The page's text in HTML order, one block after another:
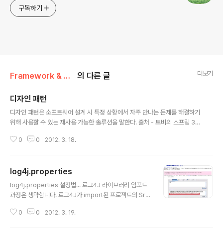
구독하기
Framework & Platform/Common 의 다른 글 더보기
디자인 패턴
디자인 패턴은 소프트웨어 설계 시 특정 상황에서 자주 만나는 문제를 해결하기
위해 사용할 수 있는 재사용 가능한 솔루션을 말한다. 출처 - 토비의 스프링 3
턴은, 프로그램 개발에서 자주 나타나는 과제를 해결하기 위한 방법 중 하나로,
리즘과 같이 프로그램 코드로 바로 변환될 수 있는 형태는 아니지만, 특정한 상
황에서 구조적인 문제를 해결하는 방식을 설명해 준다. 이 용어를 소프트웨어
개발 영역에서 구체적으로 처음 제시한 곳은, GoF(Gang of Four)라 불리는
0 0 2012. 3. 18.
log4j.properties
log4j.properties 설정법... 로그4J 라이브러리 임포트
과정은 생략함니다. 로그4J가 import된 프로젝트의 Src
s 이제 log4j가 업무를 수행할때 해당 파일에 들어있는 환
0 0 2012. 3. 19.